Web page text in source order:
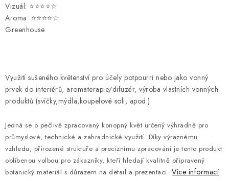
Vizuál: ⭐⭐⭐⭐☆
Aroma: ⭐⭐⭐⭐☆
Greenhouse
Využití sušeného květenství pro účely potpourri nebo jako vonný
prvek do interiérů, aromaterapie/difuzér, výroba vlastních vonných
produktů (svíčky,mýdla,koupelové soli, apod.).
Jedná se o pečlivě zpracovaný konopný květ určený výhradně pro
průmyslové, technické a zahradnické využití. Díky výraznému
vzhledu, přirozené struktuře a preciznímu zpracování je tento produkt
oblíbenou volbou pro zákazníky, kteří hledají kvalitně připravený
botanický materiál s důrazem na detail a prezentaci. Více informací